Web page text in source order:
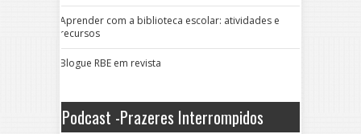
Aprender com a biblioteca escolar: atividades e
recursos
Blogue RBE em revista
Podcast -Prazeres Interrompidos